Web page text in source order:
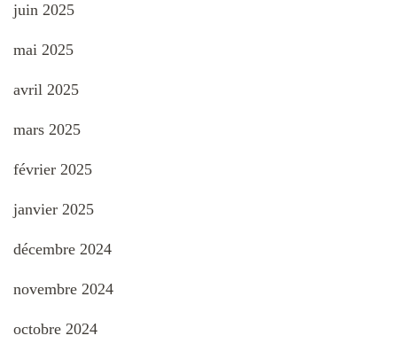
juin 2025
mai 2025
avril 2025
mars 2025
février 2025
janvier 2025
décembre 2024
novembre 2024
octobre 2024